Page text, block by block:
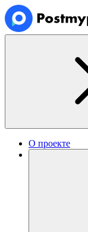
О проекте